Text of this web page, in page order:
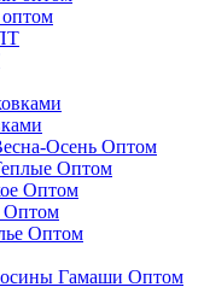
Осень Оптом
Оптом
Оптом
Оптом